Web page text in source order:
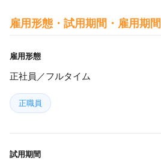
雇用形態・試用期間・雇用期間
雇用形態
正社員／フルタイム
正職員
試用期間